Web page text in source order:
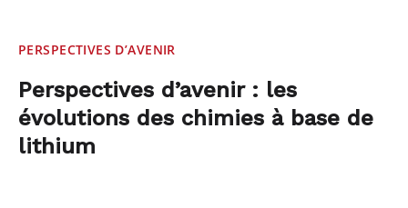
PERSPECTIVES D’AVENIR
Perspectives d’avenir : les
évolutions des chimies à base de
lithium